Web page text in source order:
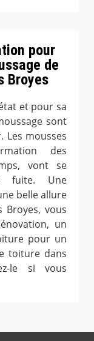
pour
de
Broyes
et pour sa
sont
Les mousses
des
vont se
fuite. Une
belle allure
Broyes, vous
un
pour un
toiture dans
le si vous